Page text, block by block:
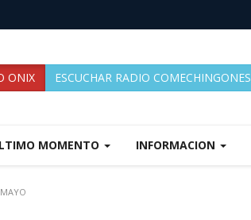
ONIX ESCUCHAR RADIO COMECHINGONES
MOMENTO INFORMACION